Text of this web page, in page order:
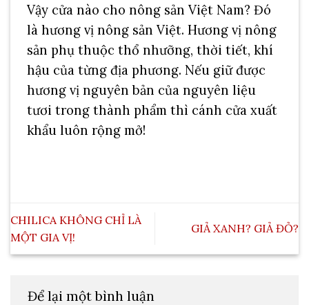
Vậy cửa nào cho nông sản Việt Nam? Đó
là hương vị nông sản Việt. Hương vị nông
sản phụ thuộc thổ nhưỡng, thời tiết, khí
hậu của từng địa phương. Nếu giữ được
hương vị nguyên bản của nguyên liệu
tươi trong thành phẩm thì cánh cửa xuất
khẩu luôn rộng mở!
CHILICA KHÔNG CHỈ LÀ
MỘT GIA VỊ!
GIẢ XANH? GIẢ ĐỎ?
Để lại một bình luận